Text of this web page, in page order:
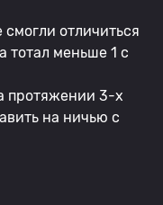
отличиться
тотал меньше 1 с
протяжении 3-х
на ничью с